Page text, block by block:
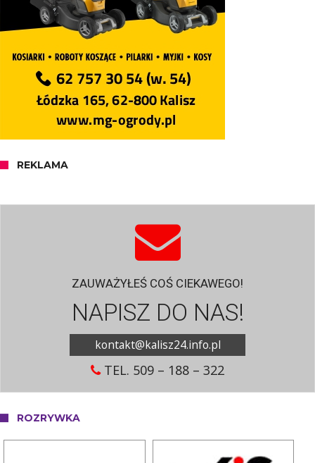
REKLAMA
ZAUWAŻYŁEŚ COŚ CIEKAWEGO!
NAPISZ DO NAS!
kontakt@kalisz24.info.pl
TEL. 509 – 188 – 322
ROZRYWKA